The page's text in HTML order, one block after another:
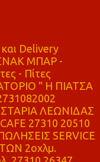
Delivery
ΜΠΑΡ -
- Πίτες
" Η ΠΙΑΤΣΑ
ΛΕΩΝΙΔΑΣ
27310 20510
SERVICE
2οχλμ.